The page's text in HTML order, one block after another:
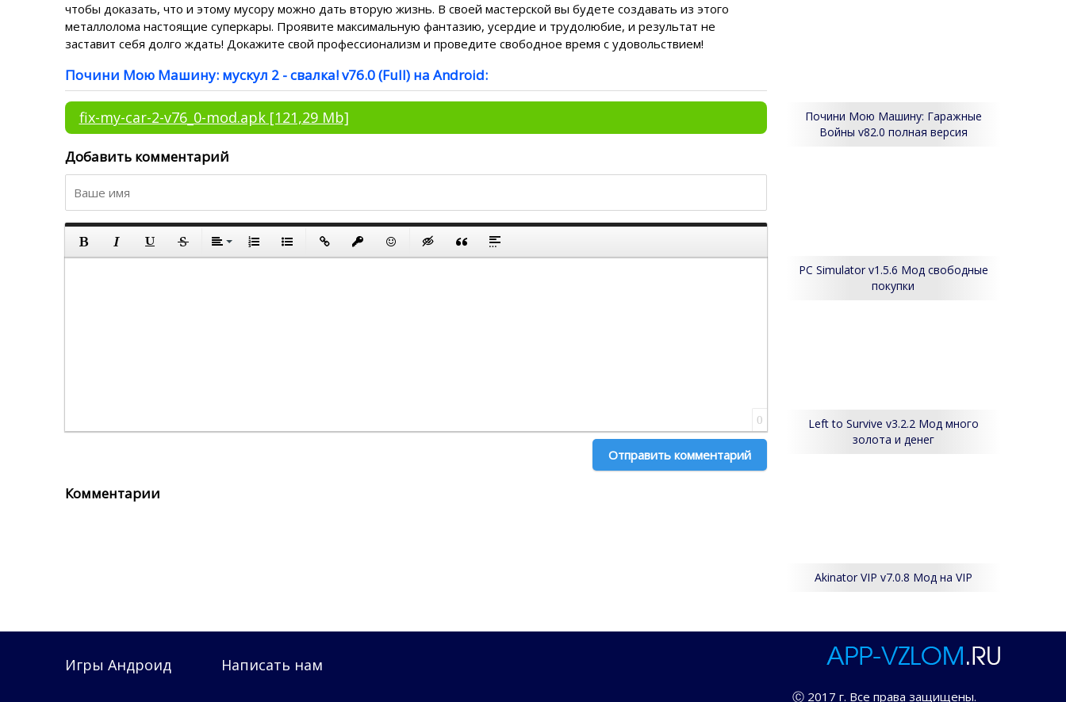
чтобы доказать, что и этому мусору можно дать вторую жизнь. В своей мастерской вы будете создавать из этого
металлолома настоящие суперкары. Проявите максимальную фантазию, усердие и трудолюбие, и результат не
заставит себя долго ждать! Докажите свой профессионализм и проведите свободное время с удовольствием!
Почини Мою Машину: мускул 2 - свалка! v76.0 (Full) на Android:
fix-my-car-2-v76_0-mod.apk[121,29 Mb]
Добавить комментарий
Полужирный
КурсивПодчеркнутый
ЗачеркнутыйВыравнивание
По левому краю
По центру
Нумерованный список
Маркированный список
Вставить ссылку
Вставить защищенную ссылку
Вставить смайлик
Вставка скрытого текста
Вставка цитаты
Вставка спойлера
0
Отправить комментарий
Комментарии
Почини Мою Машину: Гаражные
Войны v82.0 полная версия
PC Simulator v1.5.6 Мод свободные
покупки
Left to Survive v3.2.2 Мод много
золота и денег
Akinator VIP v7.0.8 Мод на VIP
Игры Андроид Написать нам
Ⓒ 2017 г. Все права защищены.